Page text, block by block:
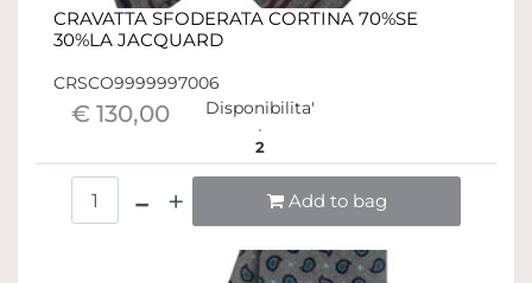
CRAVATTA SFODERATA CORTINA 70%SE
30%LA JACQUARD
CRSCO9999997006
€ 130,00 Disponibilita'
2
Add to bag